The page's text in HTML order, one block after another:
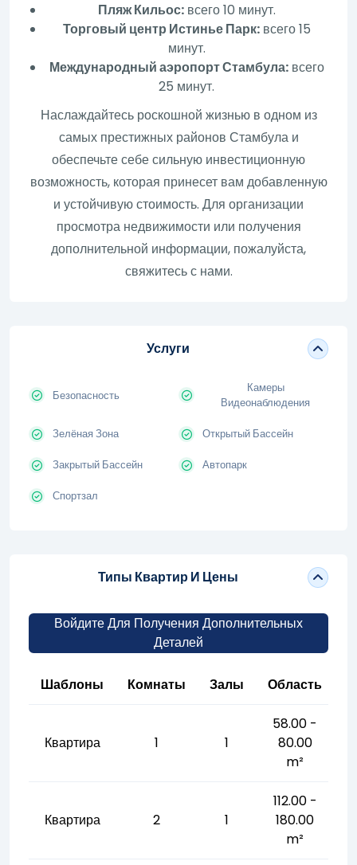
Пляж Кильос:всего 10 минут.
Торговый центр Истинье Парк:всего 15
минут.
Международный аэропорт Стамбула:всего
25 минут.
Наслаждайтесь роскошной жизнью в одном из
самых престижных районов Стамбула и
обеспечьте себе сильную инвестиционную
возможность, которая принесет вам добавленную
и устойчивую стоимость. Для организации
просмотра недвижимости или получения
дополнительной информации, пожалуйста,
свяжитесь с нами.
Услуги
Безопасность
Камеры
Видеонаблюдения
Зелёная Зона Открытый Бассейн
Закрытый Бассейн Автопарк
Спортзал
Типы Квартир И Цены
Войдите Для Получения Дополнительных
Деталей
Шаблоны Комнаты Залы Область
Квартира 1 1
58.00 -
80.00
m²
Квартира 2 1
112.00 -
180.00
m²